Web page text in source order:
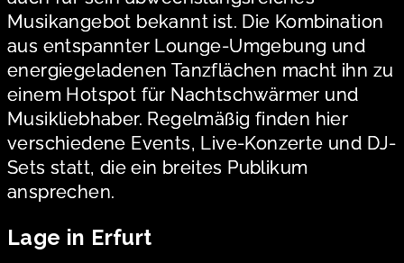
Musikangebot bekannt ist. Die Kombination
aus entspannter Lounge-Umgebung und
energiegeladenen Tanzflächen macht ihn zu
einem Hotspot für Nachtschwärmer und
Musikliebhaber. Regelmäßig finden hier
verschiedene Events, Live-Konzerte und DJ-
Sets statt, die ein breites Publikum
ansprechen.
Lage in Erfurt